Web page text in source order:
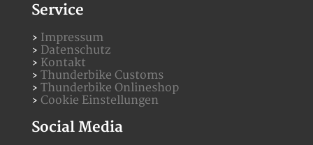
Service
Impressum
Datenschutz
Kontakt
Thunderbike Customs
Thunderbike Onlineshop
Cookie Einstellungen
Social Media